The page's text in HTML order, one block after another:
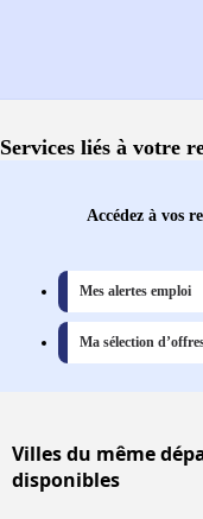
Services liés à votre
Accédez à vos
Mes alertes emploi
Ma sélection
Villesdu même
disponibles